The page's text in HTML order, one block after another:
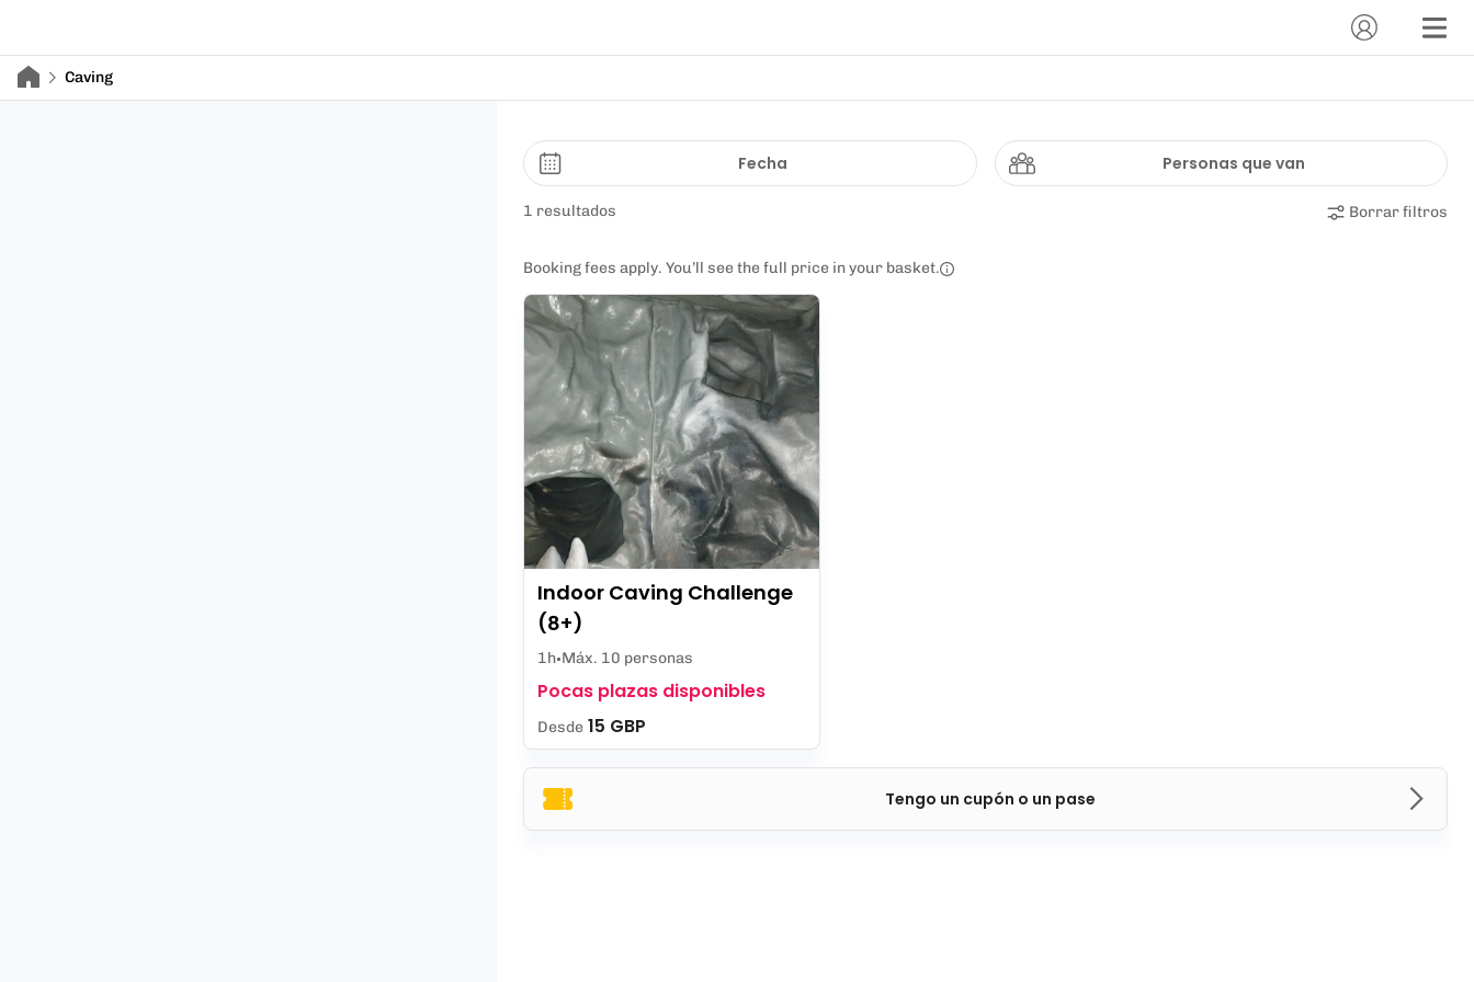
Caving
Fecha Personas que van
1 resultados Borrar filtros
Booking fees apply. You’ll see the full price in your basket.
Tengo un cupón o un pase
Indoor Caving Challenge
(8+)
1h Máx. 10 personas
Pocas plazas disponibles
Desde 15 GBP